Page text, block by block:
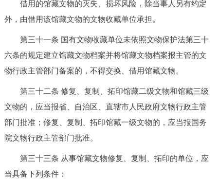
借用的馆藏文物的灭失、损坏风险，除当事人另有约定
外，由借用该馆藏文物的文物收藏单位承担。
第三十一条 国有文物收藏单位未依照文物保护法第三十
六条的规定建立馆藏文物档案并将馆藏文物档案报主管的文
物行政主管部门备案的，不得交换、借用馆藏文物。
第三十二条 修复、复制、拓印馆藏二级文物和馆藏三级
文物的，应当报省、自治区、直辖市人民政府文物行政主管
部门批准；修复、复制、拓印馆藏一级文物的，应当报国务
院文物行政主管部门批准。
第三十三条 从事馆藏文物修复、复制、拓印的单位，应
当具备下列条件：